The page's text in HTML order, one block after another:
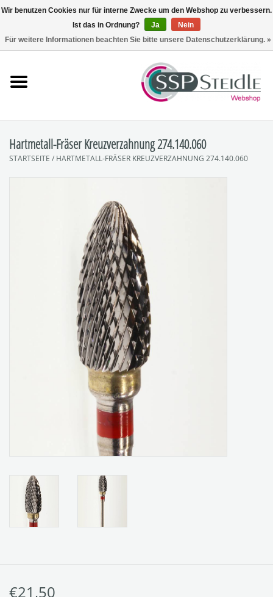
Polieren
SpuckNo | Spuckschutz
Hartmetall-Fräser Kreuzverzahnung 274.140.060
STARTSEITE / HARTMETALL-FRÄSER KREUZVERZAHNUNG 274.140.060
€21,50
Wir benutzen Cookies nur für interne Zwecke um den Webshop zu verbessern.
Ist das in Ordnung?
Ja
Nein
Für weitere Informationen beachten Sie bitte unsere Datenschutzerklärung. »